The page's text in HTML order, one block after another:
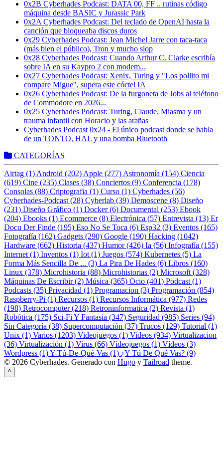
0x2B Cyberhades Podcast: DATA 00, FF .. rutinas código
máquina desde BASIC y Jurassic Park
0x2A Cyberhades Podcast: Del teclado de OpenAI hasta la
canción que bloqueaba discos duros
0x29 Cyberhades Podcast: Jean Michel Jarre con taca-taca
(más bien el público), Tron y mucho slop
0x28 Cyberhades Podcast: Cuando Arthur C. Clarke escribía
sobre IA en su Kaypro 2 con modem...
0x27 Cyberhades Podcast: Xenix, Turing y "Los pollito mi
compare Migue", supera este cóctel IA
0x26 Cyberhades Podcast: De la furgoneta de Jobs al teléfono
de Commodore en 2026...
0x25 Cyberhades Podcast: Turing, Claude, Miasma y un
trauma infantil con Horacio y las arañas
Cyberhades Podcast 0x24 - El único podcast donde se habla
de un TONTO, HAL y una bomba Bluetooth
CATEGORÍAS
Airtag (1) Android (202) Apple (277) Astronomía (154) Ciencia
(619) Cine (235) Clases (38) Conciertos (9) Conferencia (178)
Consolas (88) Criptografia (1) Curso (1) Cyberhades (56)
Cyberhades-Podcast (28) Cyberlab (39) Demoscene (8) Diseño
(231) Diseño Gráfico (1) Docker (6) Documental (253) Ebook
(204) Ebooks (1) Ecommerce (8) Electrónica (57) Entrevista (13) Er
Docu Der Finde (195) Eso No Se Toca (6) Esp32 (3) Eventos (165)
Fotografía (162) Gadgets (290) Google (190) Hacking (1042)
Hardware (662) Historia (437) Humor (426) Ia (56) Infografía (155)
Internet (1) Inventos (1) Iot (1) Juegos (574) Kubernetes (5) La
Forma Más Sencilla De ... (3) La Pira De Hades (6) Libros (160)
Linux (378) Microhistoria (88) Microhistorias (2) Microsoft (328)
Máquinas De Escribir (2) Música (365) Ocio (401) Podcast (1)
Podcasts (35) Privacidad (1) Programacion (3) Programación (854)
Raspberry-Pi (1) Recursos (1) Recursos Informática (977) Redes
(198) Retrocomputer (218) Retroninformatica (2) Revista (1)
Robótica (175) Sci-Fi Y Fantasía (347) Seguridad (985) Series (94)
Sin Categoría (38) Supercomputación (37) Trucos (129) Tutorial (1)
Unix (1) Varios (1203) Videojuegos (1) Videos (934) Virtualizacion
(36) Virtualización (1) Virus (66) Vídeojuegos (1) Vídeos (3)
Wordpress (1)Y-Tú-De-Qué-Vas (1) ¿Y Tú De Qué Vas? (9)
© 2026 Cyberhades. Generado con Hugo y Tailroad theme.
^